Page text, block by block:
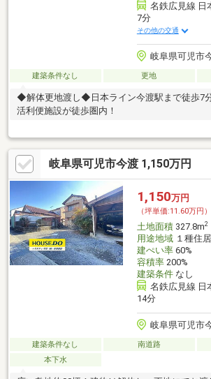
名鉄広見線 日
7分
その他の交通
岐阜県可児市
建築条件なし 更地
◆解体更地渡し◆日本ライン今渡駅まで徒歩7
活利便施設が徒歩圏内！
岐阜県可児市今渡 1,150万円
1,150万円
（坪単価:11.60万円）
土地面積327.8m2
用途地域１種住居
建ぺい率60%
容積率200%
建築条件なし
名鉄広見線 日
14分
岐阜県可児市
建築条件なし 南道路
本下水